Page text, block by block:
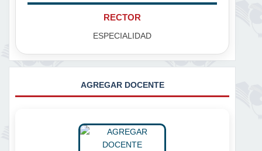
RECTOR
ESPECIALIDAD
AGREGAR DOCENTE